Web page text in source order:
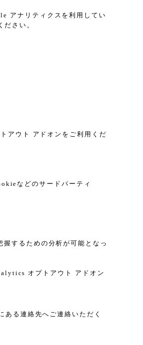
アナリティクスを利用してい
さい。
アウト アドオンをご利用くだ
などのサードパーティ
するための分析が可能となっ
オプトアウト アドオン
る連絡先へご連絡いただく